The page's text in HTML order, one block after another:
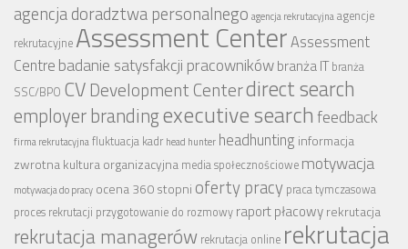
agencja doradztwa personalnego agencja rekrutacyjnaagencje
rekrutacyjne Assessment CenterAssessment
Centre badanie satysfakcji pracownikówbranża IT branża
SSC/BPO CV Development Centerdirect search
employer brandingexecutive searchfeedback
firma rekrutacyjnafluktuacja kadr head hunter headhunting informacja
zwrotnakultura organizacyjna media społecznościowe motywacja
motywacja do pracy ocena 360 stopni oferty pracy praca tymczasowa
proces rekrutacji przygotowanie do rozmowy raport płacowyrekrutacja
rekrutacja managerów rekrutacja online rekrutacja